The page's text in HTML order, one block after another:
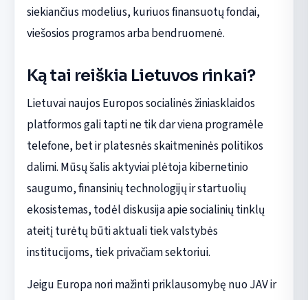
siekiančius modelius, kuriuos finansuotų fondai,
viešosios programos arba bendruomenė.
Ką tai reiškia Lietuvos rinkai?
Lietuvai naujos Europos socialinės žiniasklaidos
platformos gali tapti ne tik dar viena programėle
telefone, bet ir platesnės skaitmeninės politikos
dalimi. Mūsų šalis aktyviai plėtoja kibernetinio
saugumo, finansinių technologijų ir startuolių
ekosistemas, todėl diskusija apie socialinių tinklų
ateitį turėtų būti aktuali tiek valstybės
institucijoms, tiek privačiam sektoriui.
Jeigu Europa nori mažinti priklausomybę nuo JAV ir